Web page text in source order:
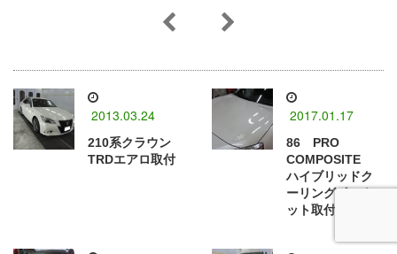
2013.03.24
210系クラウン
TRDエアロ取付
2017.01.17
86 PRO
COMPOSITE
ハイブリッドク
ーリングボンネ
ット取付